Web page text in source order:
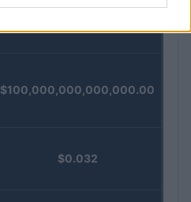
$100,000,000,000,000.00
$0.032